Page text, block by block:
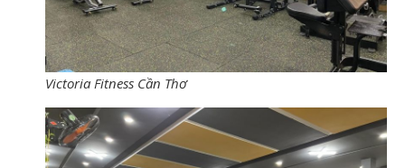
Victoria Fitness Cần Thơ